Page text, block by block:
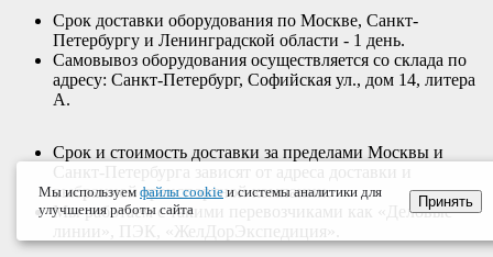
Срок доставки оборудования по Москве, Санкт-
Петербургу и Ленинградской области - 1 день.
Самовывоз оборудования осуществляется со склада по
адресу: Санкт-Петербург, Софийская ул., дом 14, литера
А.
Срок и стоимость доставки за пределами Москвы и
Санкт-Петербурга зависят от адреса доставки и
выбранной транспортной компании.
Мы работаем с такими перевозчиками как «Деловые
линии», ПЭК, «ЖелДорЭкспедиция».
Мы используем файлы cookieи системы аналитики для
улучшения работы сайта
Принять